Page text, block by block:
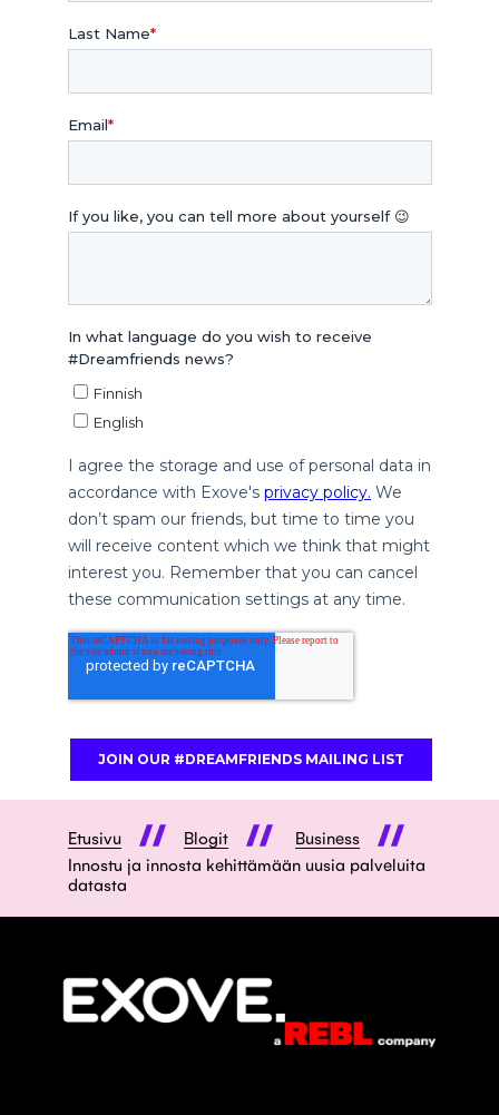
Etusivu Blogit
Business
Innostu ja innosta kehittämään uusia palveluita
datasta